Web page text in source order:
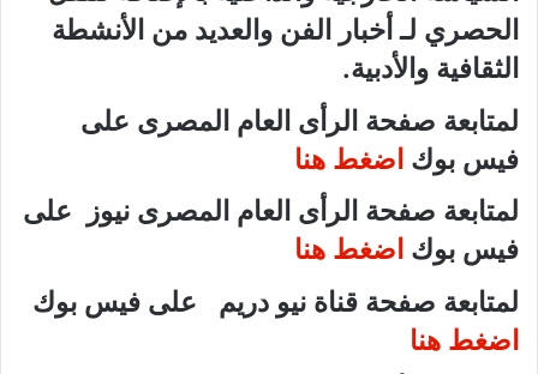
الحصري لـ أخبار الفن والعديد من الأنشطة
الثقافية والأدبية.
لمتابعة صفحة الرأى العام المصرى على
فيس بوك اضغط هنا
لمتابعة صفحة الرأى العام المصرى نيوز على
فيس بوك اضغط هنا
لمتابعة صفحة قناة نيو دريم على فيس بوك
اضغط هنا